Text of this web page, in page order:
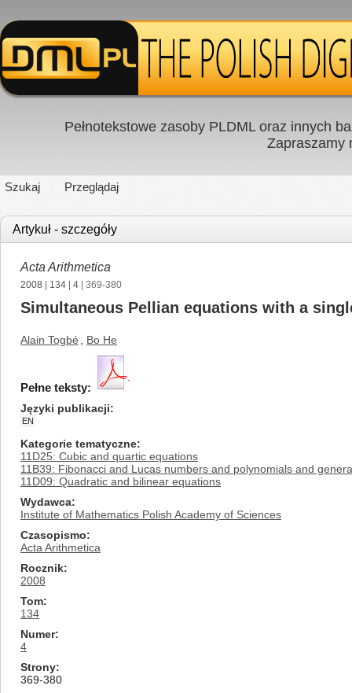
Pełnotekstowe zasoby PLDML oraz innych
Zapraszamy
Szukaj Przeglądaj
Artykuł - szczegóły
Acta Arithmetica
2008 134 4 | 369-380
Simultaneous Pellian equations with a
Alain Togbé Bo He
Pełne teksty:
Języki publikacji
EN
Kategorie tematyczne
11D25: Cubic and quartic equations
11B39: Fibonacci and Lucas numbers and polynomials and
11D09: Quadratic and bilinear equations
Wydawca
Institute of Mathematics Polish Academy of Sciences
Czasopismo
Acta Arithmetica
Rocznik
2008
Tom
134
Numer
4
Strony
369-380